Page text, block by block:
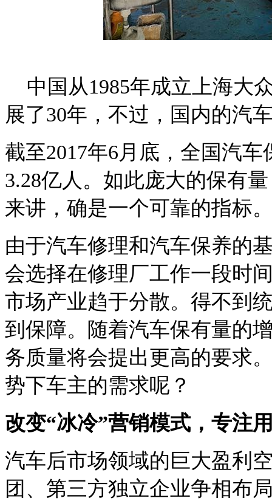
中国从1985年成立上海大
展了30年，不过，国内的汽
截至2017年6月底，全国汽
3.28亿人。如此庞大的保有
来讲，确是一个可靠的指标
由于汽车修理和汽车保养的
会选择在修理厂工作一段时
市场产业趋于分散。得不到
到保障。随着汽车保有量的
务质量将会提出更高的要求
势下车主的需求呢？
改变“冰冷”营销模式，专注
汽车后市场领域的巨大盈利
团、第三方独立企业争相布